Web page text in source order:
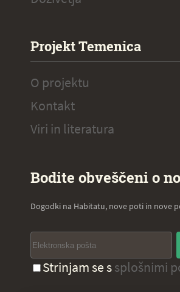
Projekt Temenica
O projektu
Kontakt
Viri in literatura
Bodite obveščeni o
Dogodki na Habitatu, nove poti in nove
Strinjam se ssplošnimi